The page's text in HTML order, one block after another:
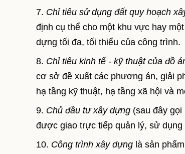
7. Chỉ tiêu sử dụng đất quy hoạch
định cụ thể cho một khu vực hay
dựng tối đa, tối thiểu của công trình.
8. Chỉ tiêu kinh tế - kỹ thuật của đồ
cơ sở đề xuất các phương án, giải
hạ tầng kỹ thuật, hạ tầng xã hội và
9. Chủ đầu tư xây dựng (sau đây
được giao trực tiếp quản lý, sử
10. Công trình xây dựng là sản